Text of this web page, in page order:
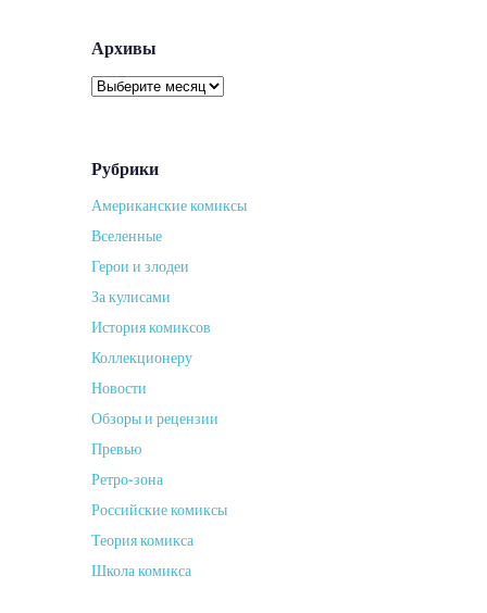
Архивы
Архивы
Рубрики
Американские комиксы
Вселенные
Герои и злодеи
За кулисами
История комиксов
Коллекционеру
Новости
Обзоры и рецензии
Превью
Ретро-зона
Российские комиксы
Теория комикса
Школа комикса